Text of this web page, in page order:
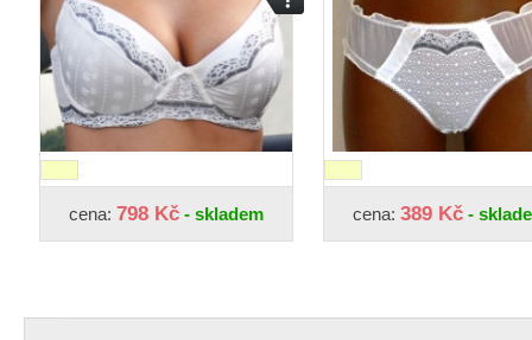
cena: 798 Kč - skladem cena: 389 Kč -